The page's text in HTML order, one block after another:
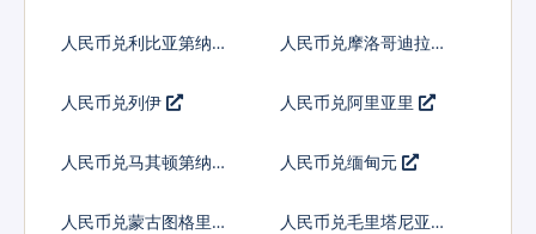
人民币兑利比亚第纳尔 人民币兑摩洛哥迪拉姆
人民币兑列伊 人民币兑阿里亚里
人民币兑马其顿第纳尔 人民币兑缅甸元
人民币兑蒙古图格里克
人民币兑毛里塔尼亚乌